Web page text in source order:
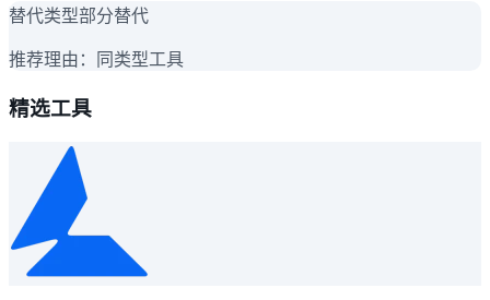
替代类型部分替代
推荐理由： 同类型工具
精选工具